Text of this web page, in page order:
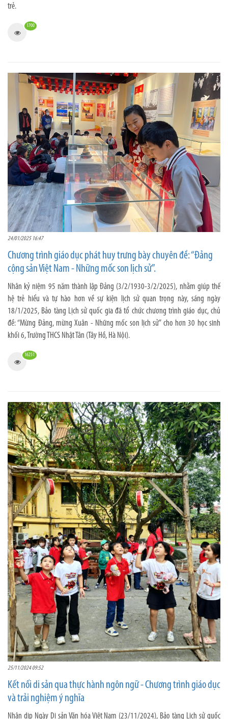
trẻ.
1700
24/01/2025 16:47
Chương trình giáo dục phát huy trưng bày chuyên đề: “Đảng
cộng sản Việt Nam - Những mốc son lịch sử”.
Nhân kỷ niệm 95 năm thành lập Đảng (3/2/1930-3/2/2025), nhằm giúp thế
hệ trẻ hiểu và tự hào hơn về sự kiện lịch sử quan trọng này, sáng ngày
18/1/2025, Bảo tàng Lịch sử quốc gia đã tổ chức chương trình giáo dục, chủ
đề: “Mừng Đảng, mừng Xuân - Những mốc son lịch sử” cho hơn 30 học sinh
khối 6, Trường THCS Nhật Tân (Tây Hồ, Hà Nội).
16251
25/11/2024 09:52
Kết nối di sản qua thực hành ngôn ngữ - Chương trình giáo dục
và trải nghiệm ý nghĩa
Nhân dịp Ngày Di sản Văn hóa Việt Nam (23/11/2024), Bảo tàng Lịch sử quốc